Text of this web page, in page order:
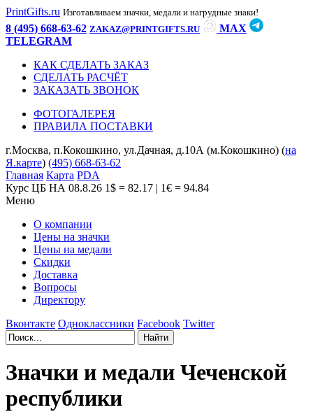
PrintGifts.ru Изготавливаем значки, медали и нагрудные знаки!
8 (495) 668-63-62 ZAKAZ@PRINTGIFTS.RU
MAX
TELEGRAM
КАК СДЕЛАТЬ ЗАКАЗ
СДЕЛАТЬ РАСЧЁТ
ЗАКАЗАТЬ ЗВОНОК
ФОТОГАЛЕРЕЯ
ПРАВИЛА ПОСТАВКИ
г.Москва, п.Кокошкино, ул.Дачная, д.10А (м.Кокошкино) (на
Я.карте) (495) 668-63-62
Главная Карта PDA
Курс ЦБ НА 08.8.26 1$ = 82.17 | 1€ = 94.84
Меню
О компании
Цены на значки
Цены на медали
Скидки
Доставка
Вопросы
Директору
Вконтакте Одноклассники Facebook Twitter
Значки и медали Чеченской
республики